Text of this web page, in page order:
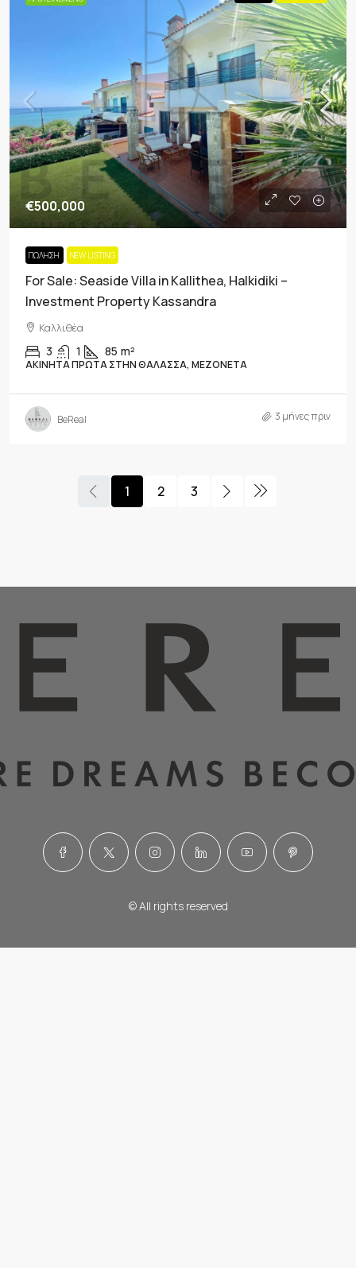
€500,000
ΠΏΛΗΣΗ NEW LISTING
For Sale: Seaside Villa in Kallithea, Halkidiki –
Investment Property Kassandra
Καλλιθέα
3 1 85 m²
ΑΚΊΝΗΤΑ ΠΡΏΤΑ ΣΤΗΝ ΘΆΛΑΣΣΑ, ΜΕΖΟΝΈΤΑ
BeReal 3 μήνες πριν
1 2 3
© All rights reserved